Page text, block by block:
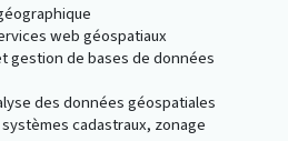
web géospatiaux
gestion de bases de données
des données géospatiales
cadastraux, zonage